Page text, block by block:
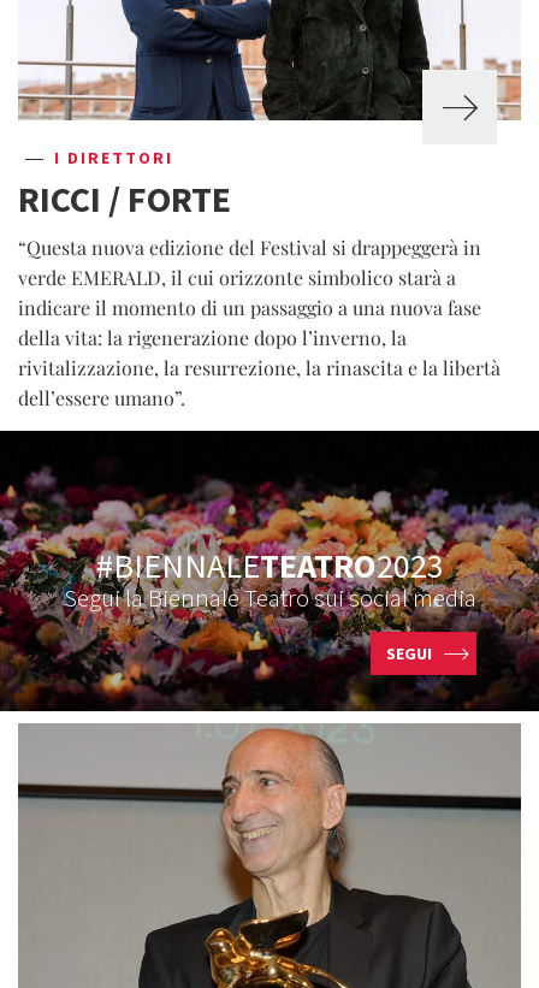
I DIRETTORI
RICCI / FORTE
“Questa nuova edizione del Festival si drappeggerà in
verde EMERALD, il cui orizzonte simbolico starà a
indicare il momento di un passaggio a una nuova fase
della vita: la rigenerazione dopo l’inverno, la
rivitalizzazione, la resurrezione, la rinascita e la libertà
dell’essere umano”.
#BIENNALETEATRO2023
Segui la Biennale Teatro sui social media
SEGUI